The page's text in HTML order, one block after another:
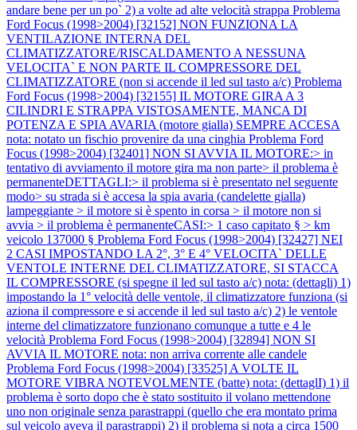
andare bene per un po` 2) a volte ad alte velocità strappa Problema
Ford Focus (1998>2004) [32152] NON FUNZIONA LA
VENTILAZIONE INTERNA DEL
CLIMATIZZATORE/RISCALDAMENTO A NESSUNA
VELOCITA` E NON PARTE IL COMPRESSORE DEL
CLIMATIZZATORE (non si accende il led sul tasto a/c) Problema
Ford Focus (1998>2004) [32155] IL MOTORE GIRA A 3
CILINDRI E STRAPPA VISTOSAMENTE, MANCA DI
POTENZA E SPIA AVARIA (motore gialla) SEMPRE ACCESA
nota: notato un fischio provenire da una cinghia Problema Ford
Focus (1998>2004) [32401] NON SI AVVIA IL MOTORE:> in
tentativo di avviamento il motore gira ma non parte> il problema è
permanenteDETTAGLI:> il problema si è presentato nel seguente
modo> su strada si è accesa la spia avaria (candelette gialla)
lampeggiante > il motore si è spento in corsa > il motore non si
avvia > il problema è permanenteCASI:> 1 caso capitato § > km
veicolo 137000 § Problema Ford Focus (1998>2004) [32427] NEI
2 CASI IMPOSTANDO LA 2°, 3° E 4° VELOCITA` DELLE
VENTOLE INTERNE DEL CLIMATIZZATORE, SI STACCA
IL COMPRESSORE (si spegne il led sul tasto a/c) nota: (dettagli) 1)
impostando la 1° velocità delle ventole, il climatizzatore funziona (si
aziona il compressore e si accende il led sul tasto a/c) 2) le ventole
interne del climatizzatore funzionano comunque a tutte e 4 le
velocità Problema Ford Focus (1998>2004) [32894] NON SI
AVVIA IL MOTORE nota: non arriva corrente alle candele
Problema Ford Focus (1998>2004) [33525] A VOLTE IL
MOTORE VIBRA NOTEVOLMENTE (batte) nota: (dettaglI) 1) il
problema è sorto dopo che è stato sostituito il volano mettendone
uno non originale senza parastrappi (quello che era montato prima
sul veicolo aveva il parastrappi) 2) il problema si nota a circa 1500